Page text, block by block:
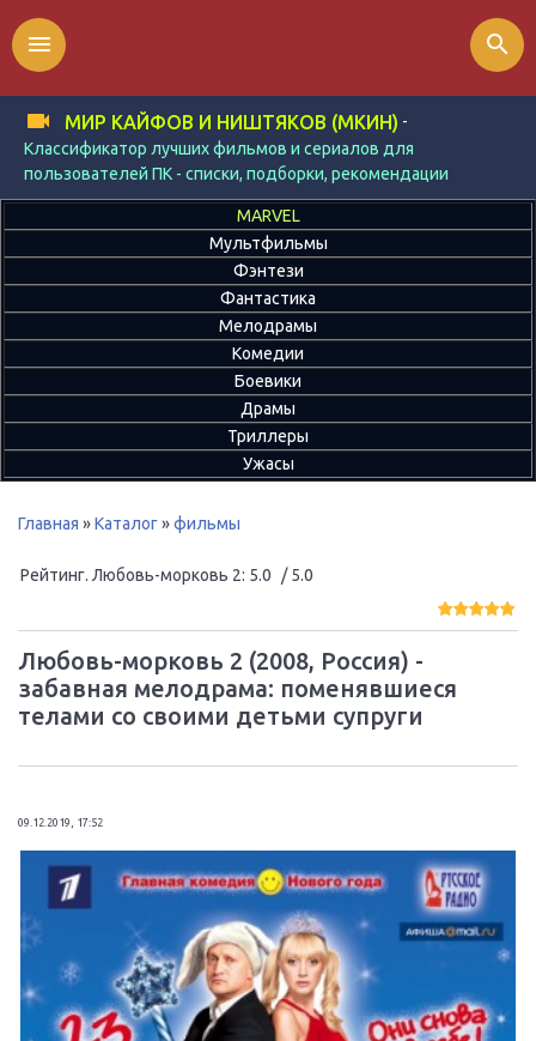
МИР КАЙФОВ И НИШТЯКОВ (МКИН) -
Классификатор лучших фильмов и сериалов для
пользователей ПК - списки, подборки, рекомендации
menu search
MARVEL
Мультфильмы
Фэнтези
Фантастика
Мелодрамы
Комедии
Боевики
Драмы
Триллеры
Ужасы
Главная »Каталог»фильмы
Рейтинг. Любовь-морковь 2: 5.0 / 5.0
Любовь-морковь 2 (2008, Россия) -
забавная мелодрама: поменявшиеся
телами со своими детьми супруги
09.12.2019, 17:52